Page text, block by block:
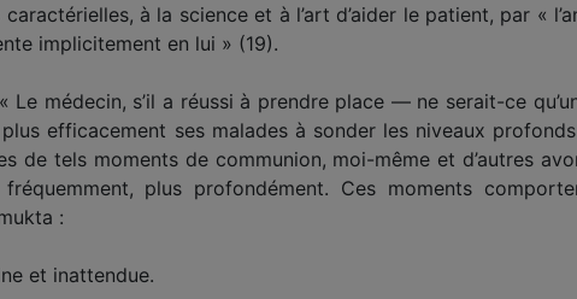
à la science et à l’art d’aider le patient, par «
implicitement en lui » (19).
Le médecin, s’il a réussi à prendre place — ne serait-ce
efficacement ses malades à sonder les niveaux
de tels moments de communion, moi-même et d’autres
plus profondément. Ces moments
:
et inattendue.